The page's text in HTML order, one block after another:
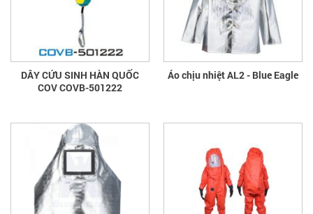
DÂY CỨU SINH HÀN QUỐC
COV COVB-501222
Áo chịu nhiệt AL2 - Blue Eagle